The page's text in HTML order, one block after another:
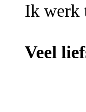
Ik werk
Veel